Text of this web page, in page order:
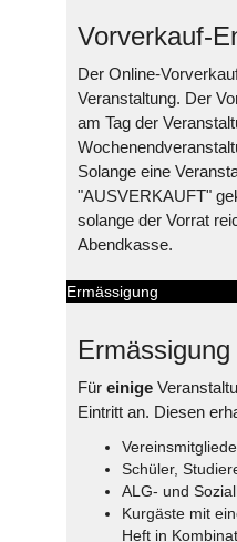
Vorverkauf-
Der Online-
Veranstaltung. Der
am Tag der
Solange eine
"AUSVERKAUFT"
solange der Vorrat
Abendkasse.
Ermässigung
Ermässigung
Für einige
Eintritt an. Diesen
Schüler,
ALG- und
Kurgäste mit
Heft in